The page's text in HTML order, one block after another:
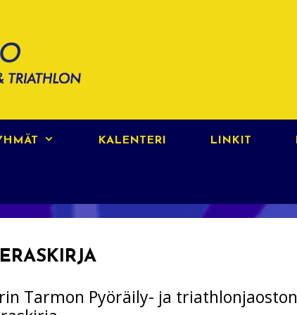
KALENTERI LINKIT
Tarmon Pyöräily- ja triathlonjaoston